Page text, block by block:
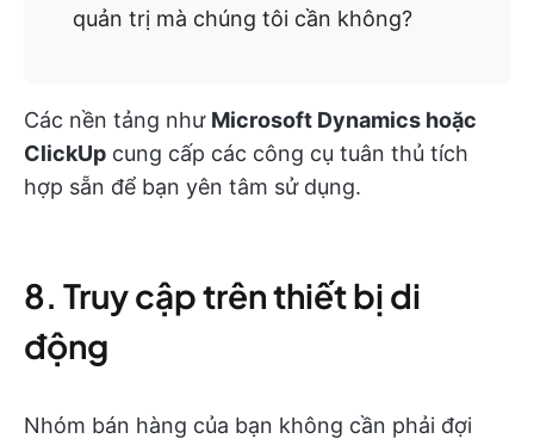
quản trị mà chúng tôi cần không?
Các nền tảng như Microsoft Dynamics hoặc
ClickUp cung cấp các công cụ tuân thủ tích
hợp sẵn để bạn yên tâm sử dụng.
8. Truy cập trên thiết bị di
động
Nhóm bán hàng của bạn không cần phải đợi